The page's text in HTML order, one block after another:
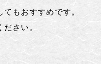
もおすすめです。
さい。